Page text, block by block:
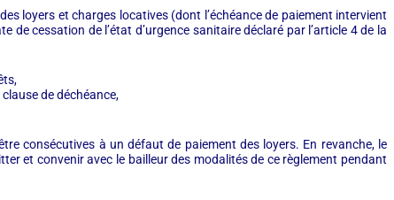
loyers et charges locatives (dont l’échéance de paiement intervient
de cessation de l’état d’urgence sanitaire déclaré par l’article 4 de la
de déchéance,
consécutives à un défaut de paiement des loyers. En revanche, le
et convenir avec le bailleur des modalités de ce règlement pendant